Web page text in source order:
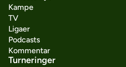
Kampe
TV
Ligaer
Podcasts
Kommentar
Turneringer